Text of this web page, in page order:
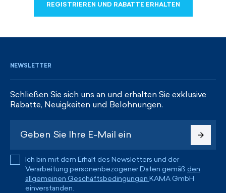
REGISTRIEREN UND RABATTE ERHALTEN
NEWSLETTER
Schließen Sie sich uns an und erhalten Sie exklusive
Rabatte, Neuigkeiten und Belohnungen.
Ich bin mit dem Erhalt des Newsletters und der
Verarbeitung personenbezogener Daten gemäß den
allgemeinen Geschäftsbedingungen KAMA GmbH
einverstanden.